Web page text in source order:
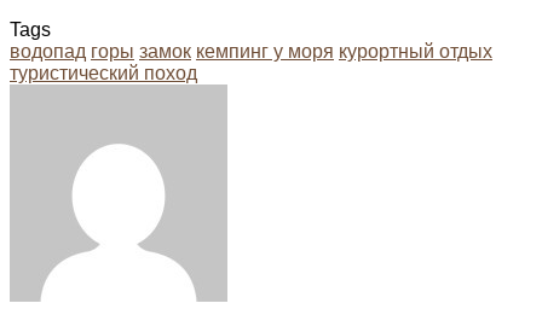
Tags
водопад горы замок кемпинг у моря курортный отдых
туристический поход